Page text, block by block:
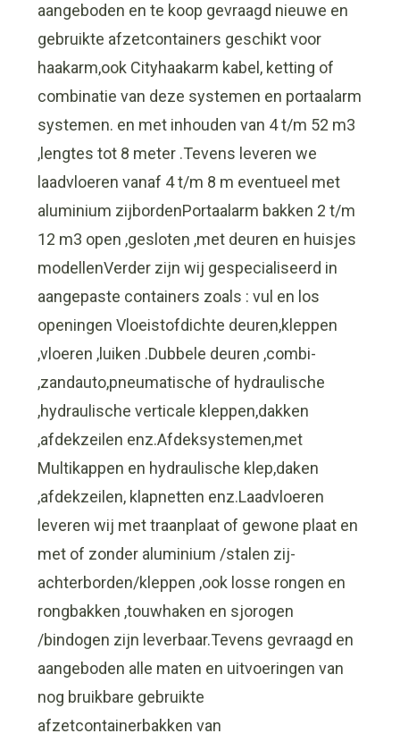
aangeboden en te koop gevraagd nieuwe en
gebruikte afzetcontainers geschikt voor
haakarm,ook Cityhaakarm kabel, ketting of
combinatie van deze systemen en portaalarm
systemen. en met inhouden van 4 t/m 52 m3
,lengtes tot 8 meter .Tevens leveren we
laadvloeren vanaf 4 t/m 8 m eventueel met
aluminium zijbordenPortaalarm bakken 2 t/m
12 m3 open ,gesloten ,met deuren en huisjes
modellenVerder zijn wij gespecialiseerd in
aangepaste containers zoals : vul en los
openingen Vloeistofdichte deuren,kleppen
,vloeren ,luiken .Dubbele deuren ,combi-
,zandauto,pneumatische of hydraulische
,hydraulische verticale kleppen,dakken
,afdekzeilen enz.Afdeksystemen,met
Multikappen en hydraulische klep,daken
,afdekzeilen, klapnetten enz.Laadvloeren
leveren wij met traanplaat of gewone plaat en
met of zonder aluminium /stalen zij-
achterborden/kleppen ,ook losse rongen en
rongbakken ,touwhaken en sjorogen
/bindogen zijn leverbaar.Tevens gevraagd en
aangeboden alle maten en uitvoeringen van
nog bruikbare gebruikte
afzetcontainerbakken van